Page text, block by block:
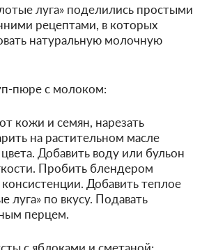
луга» поделились простыми
рецептами, в которых
натуральную молочную
пюре с молоком:
кожи и семян, нарезать
на растительном масле
Добавить воду или бульон
Пробить блендером
Добавить теплое
луга» по вкусу. Подавать
перцем.